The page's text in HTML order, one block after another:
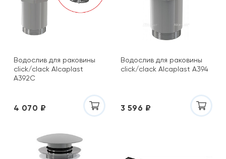
Водослив для раковины
click/clack Alcaplast
A392C
4 070 ₽
Водослив для раковины
click/clack Alcaplast A394
3 596 ₽